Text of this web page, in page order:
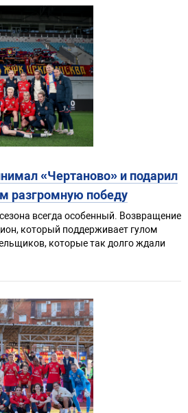
«Чертаново» и подарил
разгромную победу
всегда особенный. Возвращение
который поддерживает гулом
которые так долго ждали